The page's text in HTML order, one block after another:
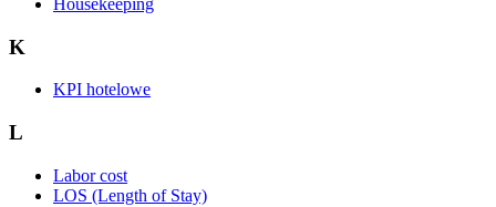
K
KPI hotelowe
L
Labor cost
LOS (Length of Stay)